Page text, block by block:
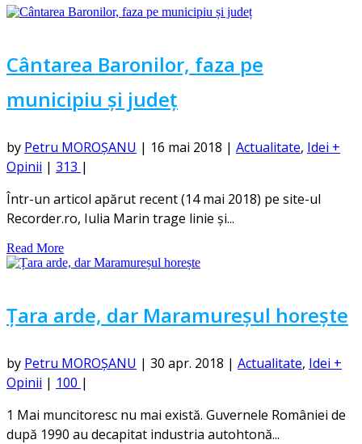
Cântarea Baronilor, faza pe
municipiu și județ
by Petru MOROȘANU | 16 mai 2018 | Actualitate, Idei +
Opinii | 313 |
Într-un articol apărut recent (14 mai 2018) pe site-ul
Recorder.ro, Iulia Marin trage linie și...
Read More
Țara arde, dar Maramureșul horește
by Petru MOROȘANU | 30 apr. 2018 | Actualitate, Idei +
Opinii | 100 |
1 Mai muncitoresc nu mai există. Guvernele României de
după 1990 au decapitat industria autohtonă...